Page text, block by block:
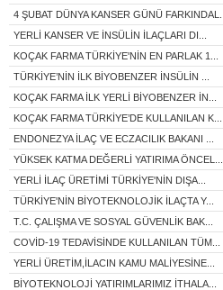
4 ŞUBAT DÜNYA KANSER GÜNÜ FARKINDAL...
YERLİ KANSER VE İNSÜLİN İLAÇLARI DI...
KOÇAK FARMA TÜRKİYE'NİN EN PARLAK 1...
TÜRKİYE’NİN İLK BİYOBENZER İNSÜLİN ...
KOÇAK FARMA İLK YERLİ BİYOBENZER İN...
KOÇAK FARMA TÜRKİYE’DE KULLANILAN K...
ENDONEZYA İLAÇ VE ECZACILIK BAKANI ...
YÜKSEK KATMA DEĞERLİ YATIRIMA ÖNCEL...
YERLİ İLAÇ ÜRETİMİ TÜRKİYE'NİN DIŞA...
TÜRKİYE'NİN BİYOTEKNOLOJİK İLAÇTA Y...
T.C. ÇALIŞMA VE SOSYAL GÜVENLİK BAK...
COVİD-19 TEDAVİSİNDE KULLANILAN TÜM...
YERLİ ÜRETİM,İLACIN KAMU MALİYESİNE...
BİYOTEKNOLOJİ YATIRIMLARIMIZ İTHALA...